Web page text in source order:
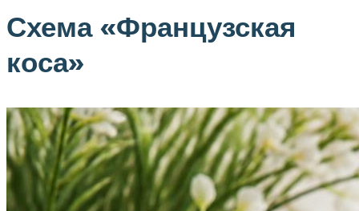
Схема «Французская
коса»